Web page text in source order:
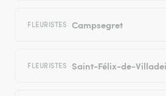
FLEURISTES Campsegret
FLEURISTES Saint-Félix-de-